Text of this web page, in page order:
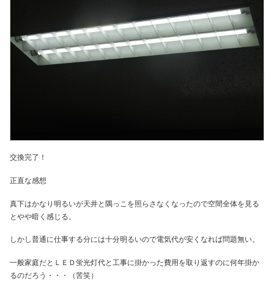
交換完了！
正直な感想
真下はかなり明るいが天井と隅っこを照らさなくなったので空間全体を見る
とやや暗く感じる。
しかし普通に仕事する分には十分明るいので電気代が安くなれば問題無い。
一般家庭だとＬＥＤ蛍光灯代と工事に掛かった費用を取り返すのに何年掛か
るのだろう・・・（苦笑）